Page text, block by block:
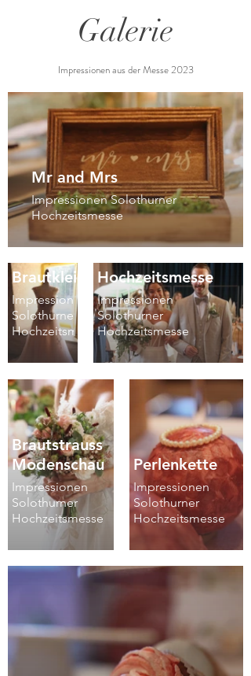
Galerie
Impressionen aus der Messe 2023
Mr and Mrs
Impressionen Solothurner
Hochzeitsmesse
Brautkleid
Impressionen
Solothurner
Hochzeitsmesse
Hochzeitsmesse
Impressionen
Solothurner
Hochzeitsmesse
Brautstrauss
Modenschau
Impressionen
Solothurner
Hochzeitsmesse
Perlenkette
Impressionen
Solothurner
Hochzeitsmesse